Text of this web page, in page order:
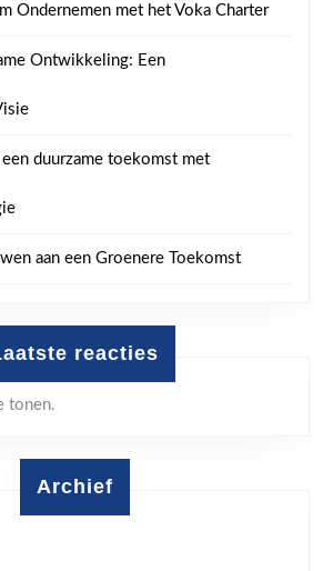
Ondernemen met het Voka Charter
Ontwikkeling: Een
duurzame toekomst met
aan een Groenere Toekomst
reacties
tonen.
Archief